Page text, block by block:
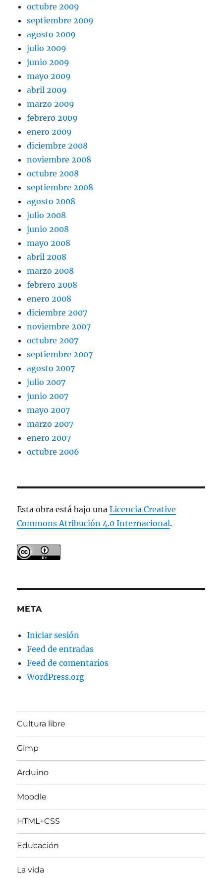
octubre 2009
septiembre 2009
agosto 2009
julio 2009
junio 2009
mayo 2009
abril 2009
marzo 2009
febrero 2009
enero 2009
diciembre 2008
noviembre 2008
octubre 2008
septiembre 2008
agosto 2008
julio 2008
junio 2008
mayo 2008
abril 2008
marzo 2008
febrero 2008
enero 2008
diciembre 2007
noviembre 2007
octubre 2007
septiembre 2007
agosto 2007
julio 2007
junio 2007
mayo 2007
marzo 2007
enero 2007
octubre 2006
Esta obra está bajo unaLicencia Creative
Commons Atribución 4.0 Internacional.
META
Iniciar sesión
Feed de entradas
Feed de comentarios
WordPress.org
Cultura libre
Gimp
Arduino
Moodle
HTML+CSS
Educación
La vida